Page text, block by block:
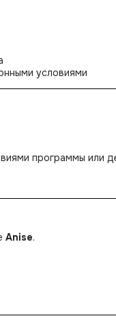
условиями
программы или
Anise.